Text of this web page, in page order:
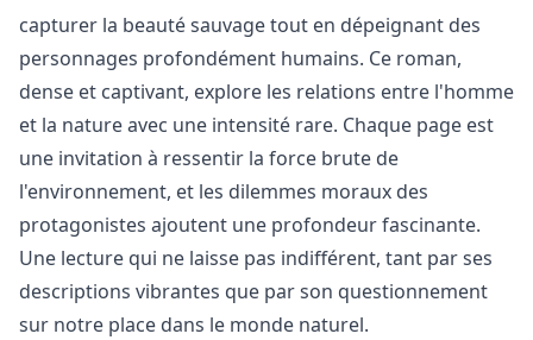
capturer la beauté sauvage tout en dépeignant des
personnages profondément humains. Ce roman,
dense et captivant, explore les relations entre l'homme
et la nature avec une intensité rare. Chaque page est
une invitation à ressentir la force brute de
l'environnement, et les dilemmes moraux des
protagonistes ajoutent une profondeur fascinante.
Une lecture qui ne laisse pas indifférent, tant par ses
descriptions vibrantes que par son questionnement
sur notre place dans le monde naturel.